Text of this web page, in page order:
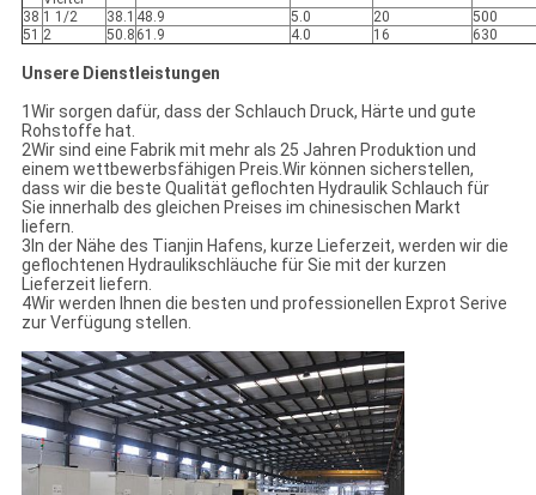
38 1 1/2 38.1 48.9 5.0 20
500
51 2 50.8 61.9 4.0 16 630
Unsere Dienstleistungen
1Wir sorgen dafür, dass der Schlauch Druck, Härte und gute
Rohstoffe hat.
2Wir sind eine Fabrik mit mehr als 25 Jahren Produktion und
einem wettbewerbsfähigen Preis.Wir können sicherstellen,
dass wir die beste Qualität geflochten Hydraulik Schlauch für
Sie innerhalb des gleichen Preises im chinesischen Markt
liefern.
3In der Nähe des Tianjin Hafens, kurze Lieferzeit, werden wir die
geflochtenen Hydraulikschläuche für Sie mit der kurzen
Lieferzeit liefern.
4Wir werden Ihnen die besten und professionellen Exprot Serive
zur Verfügung stellen.